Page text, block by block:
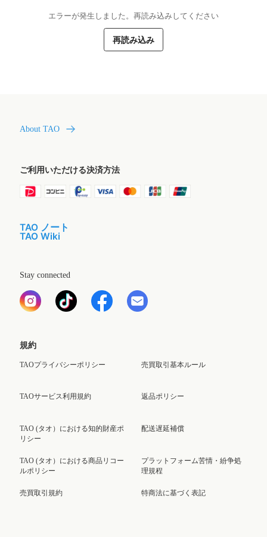
エラーが発生しました。再読み込みしてください
再読み込み
About TAO
ご利用いただける決済方法
TAO ノート
TAO Wiki
Stay connected
規約
TAOプライバシーポリシー
TAOサービス利用規約
TAO (タオ）における知的財産ポ
リシー
TAO (タオ）における商品リコー
ルポリシー
売買取引規約
売買取引基本ルール
返品ポリシー
配送遅延補償
プラットフォーム苦情・紛争処
理規程
特商法に基づく表記